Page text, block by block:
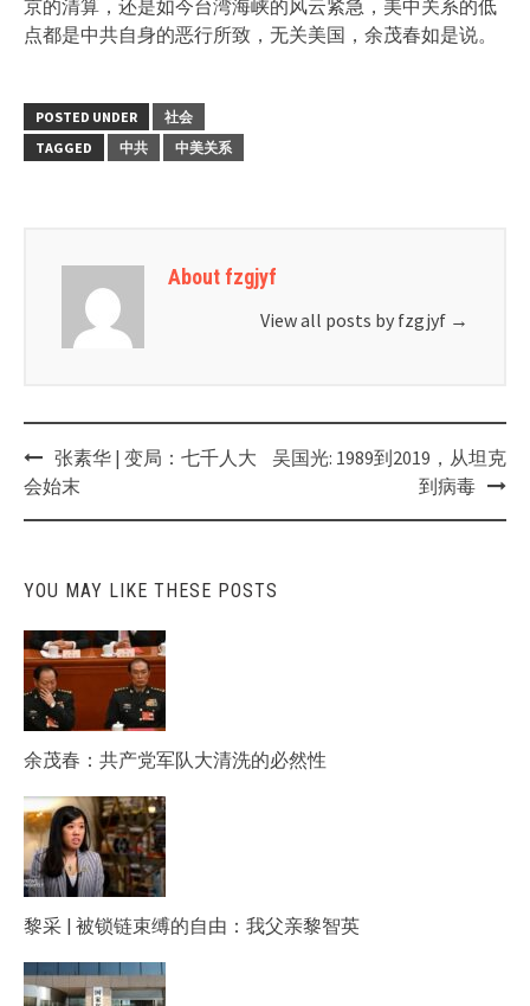
京的清算，还是如今台湾海峡的风云紧急，美中关系的低
点都是中共自身的恶行所致，无关美国，余茂春如是说。
POSTED UNDER
社会
TAGGED
中共 中美关系
About fzgjyf
View all posts by fzgjyf →
Post
navigation
张素华 | 变局：七千人大
会始末
吴国光: 1989到2019，从坦克
到病毒
YOU MAY LIKE THESE POSTS
余茂春：共产党军队大清洗的必然性
黎采 | 被锁链束缚的自由：我父亲黎智英